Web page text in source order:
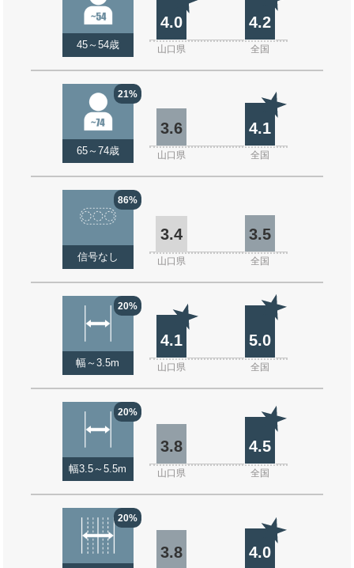
45～54歳
4.0 4.2
山口県 全国
21%
65～74歳
3.6 4.1
山口県 全国
86%
信号なし
3.4 3.5
山口県 全国
20%
幅～3.5m
4.1 5.0
山口県 全国
20%
幅3.5～5.5m
3.8 4.5
山口県 全国
20%
3.8 4.0